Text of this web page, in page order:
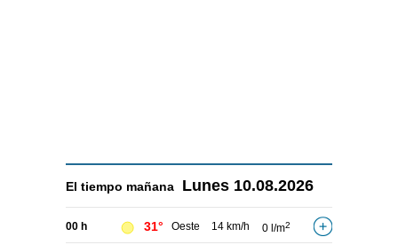
El tiempo mañana Lunes 10.08.2026
00 h 31° Oeste 14 km/h 0 l/m2